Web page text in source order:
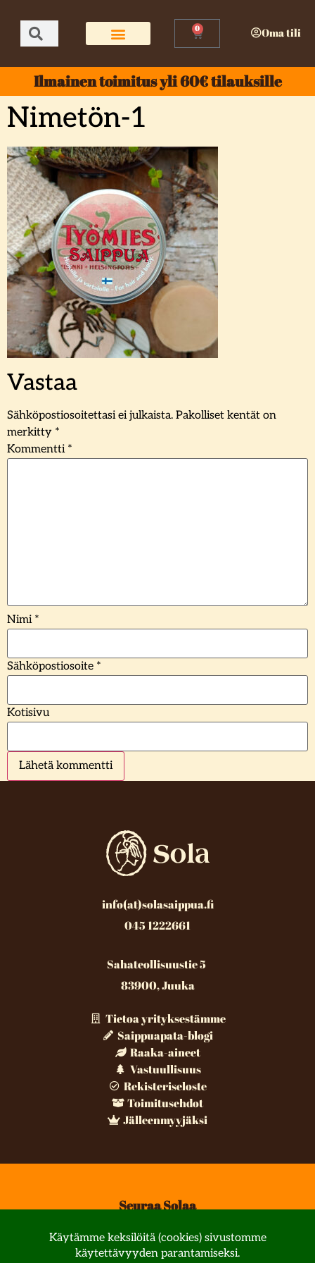
0 Oma tili
Ilmainen toimitus yli 60€ tilauksille
Nimetön-1
Vastaa
Sähköpostiosoitettasi ei julkaista. Pakolliset kentät on
merkitty *
Kommentti *
Nimi *
Sähköpostiosoite *
Kotisivu
info(at)solasaippua.fi
045 1222661
Sahateollisuustie 5
83900, Juuka
Tietoa yrityksestämme
Saippuapata-blogi
Raaka-aineet
Vastuullisuus
Rekisteriseloste
Toimitusehdot
Jälleenmyyjäksi
Seuraa Solaa